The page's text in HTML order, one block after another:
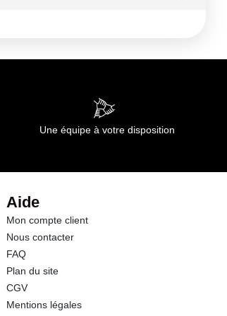
Une équipe à votre disposition
Aide
Mon compte client
Nous contacter
FAQ
Plan du site
CGV
Mentions légales